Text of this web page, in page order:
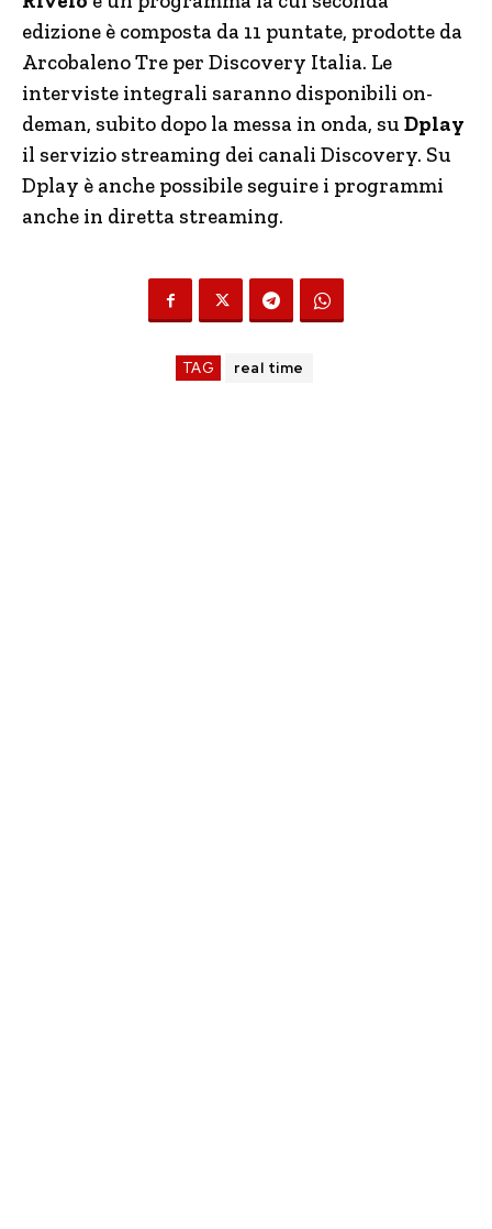
edizione è composta da 11 puntate, prodotte da
Arcobaleno Tre per Discovery Italia. Le
interviste integrali saranno disponibili on-
deman, subito dopo la messa in onda, su Dplay
il servizio streaming dei canali Discovery. Su
Dplay è anche possibile seguire i programmi
anche in diretta streaming.
TAG real time